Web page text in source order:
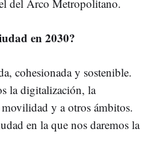
del Arco Metropolitano.
en 2030?
cohesionada y sostenible.
la digitalización, la
y a otros ámbitos.
en la que nos daremos la